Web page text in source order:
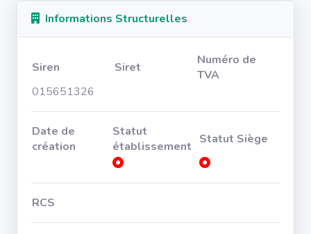
Informations Structurelles
Siren Siret
Numéro de
TVA
015651326
Date de
création
Statut
établissement Statut Siège
RCS